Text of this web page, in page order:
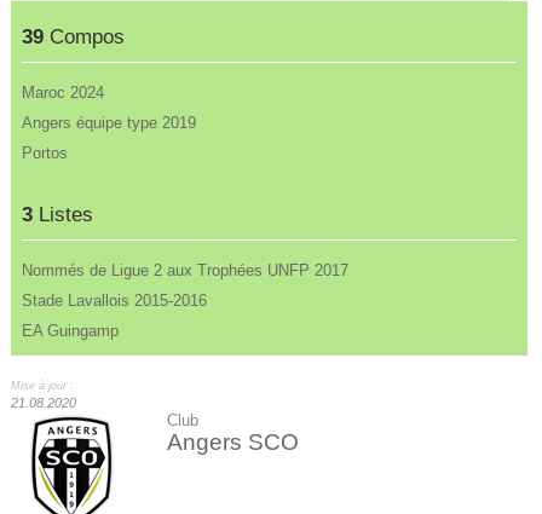
39 Compos
Maroc 2024
Angers équipe type 2019
Portos
3 Listes
Nommés de Ligue 2 aux Trophées UNFP 2017
Stade Lavallois 2015-2016
EA Guingamp
Mise à jour :
21.08.2020
Club
Angers SCO